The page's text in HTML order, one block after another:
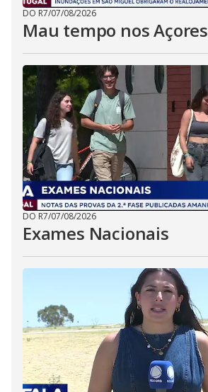
DO R7/07/08/2026
Mau tempo nos Açores
DO R7/07/08/2026
Exames Nacionais